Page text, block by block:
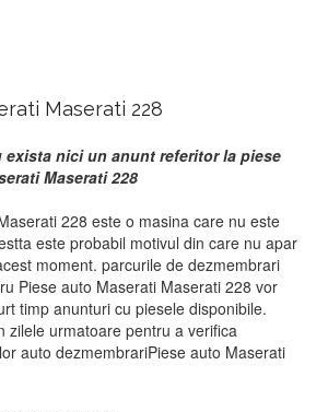
Maserati 228
exista nici un anunt referitor la piese
Maserati 228
228 este o masina care nu este
este probabil motivul din care nu apar
moment. parcurile de dezmembrari
Piese auto Maserati Maserati 228 vor
timp anunturi cu piesele disponibile.
zilele urmatoare pentru a verifica
auto dezmembrariPiese auto Maserati